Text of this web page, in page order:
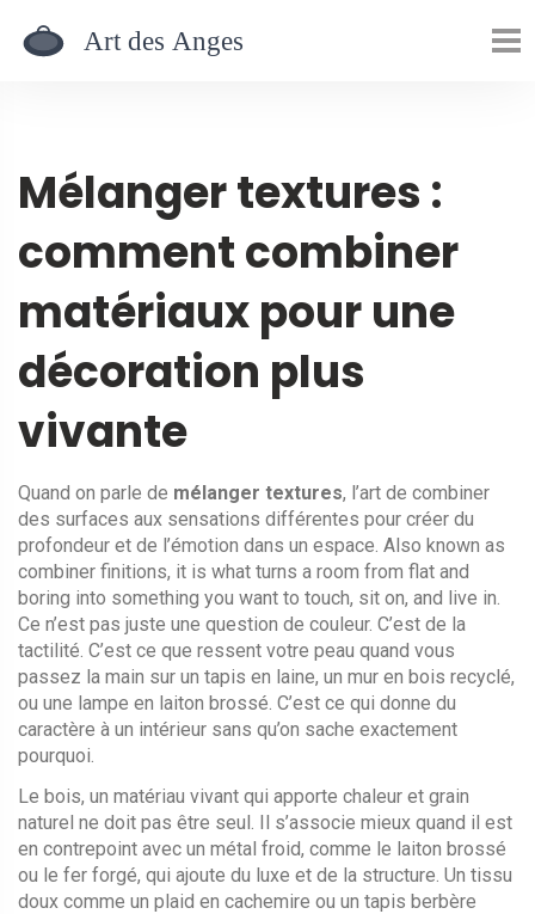
Mélanger textures :
comment combiner
matériaux pour une
décoration plus
vivante
Quand on parle de mélanger textures, l’art de combiner
des surfaces aux sensations différentes pour créer du
profondeur et de l’émotion dans un espace. Also known as
combiner finitions, it is what turns a room from flat and
boring into something you want to touch, sit on, and live in.
Ce n’est pas juste une question de couleur. C’est de la
tactilité. C’est ce que ressent votre peau quand vous
passez la main sur un tapis en laine, un mur en bois recyclé,
ou une lampe en laiton brossé. C’est ce qui donne du
caractère à un intérieur sans qu’on sache exactement
pourquoi.
Le bois, un matériau vivant qui apporte chaleur et grain
naturel ne doit pas être seul. Il s’associe mieux quand il est
en contrepoint avec un métal froid, comme le laiton brossé
ou le fer forgé, qui ajoute du luxe et de la structure. Un tissu
doux comme un plaid en cachemire ou un tapis berbère